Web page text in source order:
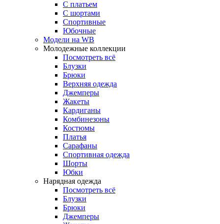
С платьем
С шортами
Спортивные
Юбочные
Модели на WB
Молодежные коллекции
Посмотреть всё
Блузки
Брюки
Верхняя одежда
Джемперы
Жакеты
Кардиганы
Комбинезоны
Костюмы
Платья
Сарафаны
Спортивная одежда
Шорты
Юбки
Нарядная одежда
Посмотреть всё
Блузки
Брюки
Джемперы